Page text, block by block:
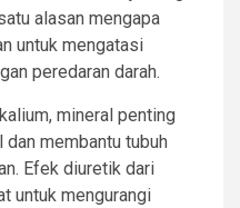
alasan mengapa
untuk mengatasi
peredaran darah.
mineral penting
membantu tubuh
Efek diuretik dari
untuk mengurangi